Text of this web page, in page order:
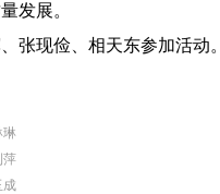
发展。
现俭、相天东参加活动。